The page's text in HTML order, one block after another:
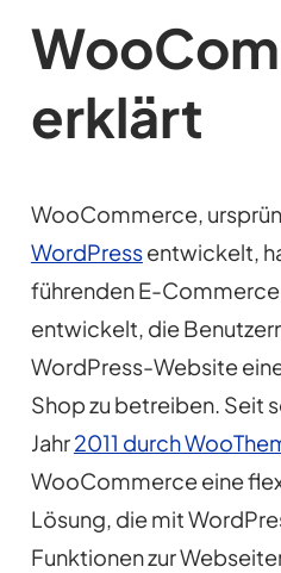
erklärt
WooCommerce,
WordPressentwickelt,
führenden E-
entwickelt, die
WordPress-Website
Shop zu betreiben. Seit
Jahr2011 durch
WooCommerce eine
Lösung, die mit
Funktionen zur